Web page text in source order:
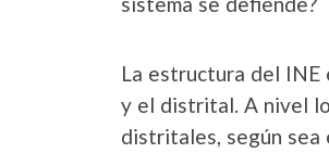
La estructura del INE
y el distrital. A nivel
distritales, según sea